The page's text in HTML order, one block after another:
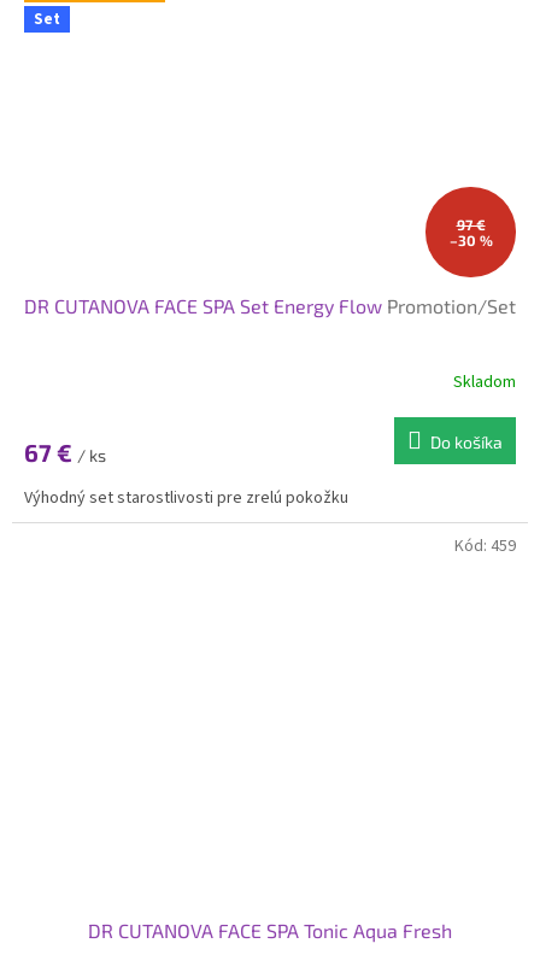
Set
97 €
–30 %
DR CUTANOVA FACE SPA Set Energy Flow Promotion/Set
Skladom
67 € / ks
Do košíka
Výhodný set starostlivosti pre zrelú pokožku
DR CUTANOVA FACE SPA Tonic Aqua Fresh
Kód: 459